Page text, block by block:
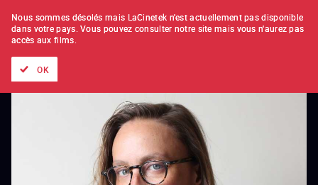
À L'UNITÉ ABONNEMENT
Nous sommes désolés mais LaCinetek n'est actuellement pas disponible
dans votre pays. Vous pouvez consulter notre site mais vous n'aurez pas
accès aux films.
OK